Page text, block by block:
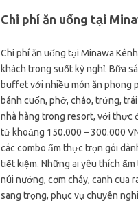
Chi phí ăn uống tại
Chi phí ăn uống tại Minawa
khách trong suốt kỳ nghỉ. Bữa
buffet với nhiều món ăn phong
bánh cuốn, phở, cháo, trứng,
nhà hàng trong resort, với thực
từ khoảng 150.000 – 300.000
các combo ẩm thực trọn gói
tiết kiệm. Những ai yêu thích
núi nướng, cơm cháy, canh cua
sang trọng, phục vụ chuyên